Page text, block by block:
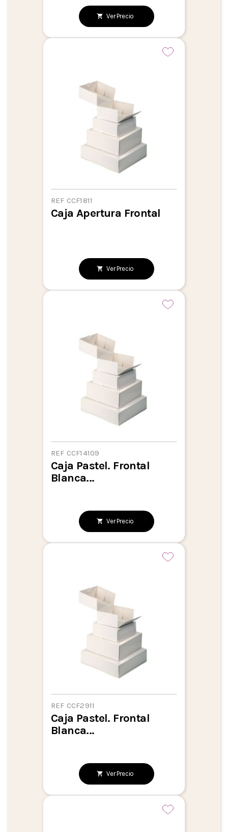
Ver Precio
REF CCF1811
Caja Apertura Frontal
Ver Precio
REF CCF14109
Caja Pastel. Frontal
Blanca...
Ver Precio
REF CCF2911
Caja Pastel. Frontal
Blanca...
Ver Precio